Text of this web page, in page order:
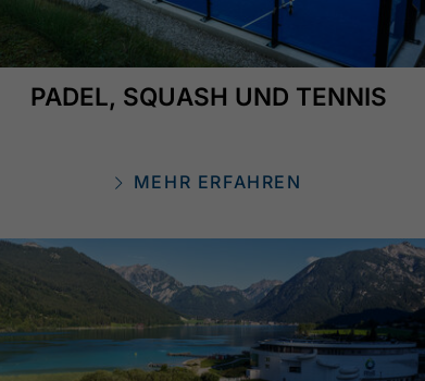
PADEL, SQUASH UND TENNIS
MEHR ERFAHREN